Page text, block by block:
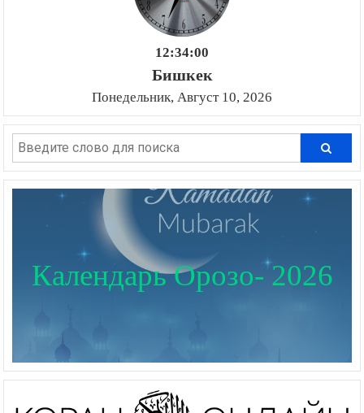
12:34:01
Бишкек
Понедельник, Август 10, 2026
Календарь Орозо- 2026